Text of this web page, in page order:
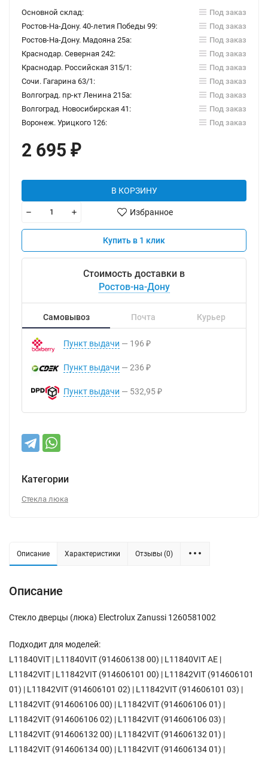
Основной склад:
Под заказ
Ростов-На-Дону. 40-летия Победы 99:
Под заказ
Ростов-На-Дону. Мадояна 25а:
Под заказ
Краснодар. Северная 242:
Под заказ
Краснодар. Российская 315/1:
Под заказ
Сочи. Гагарина 63/1:
Под заказ
Волгоград. пр-кт Ленина 215а:
Под заказ
Волгоград. Новосибирская 41:
Под заказ
Воронеж. Урицкого 126:
Под заказ
2 695 ₽
В КОРЗИНУ
Избранное
Купить в 1 клик
Стоимость доставки в
Ростов-на-Дону
Самовывоз Почта Курьер
Пункт выдачи 196 ₽
Пункт выдачи 236 ₽
Пункт выдачи 532,95 ₽
Категории
Стекла люка
Описание Характеристики Отзывы (0)
Описание
Стекло дверцы (люка) Electrolux Zanussi 1260581002
Подходит для моделей:
L11840VIT | L11840VIT (914606138 00) | L11840VIT AE |
L11842VIT | L11842VIT (914606101 00) | L11842VIT (914606101
01) | L11842VIT (914606101 02) | L11842VIT (914606101 03) |
L11842VIT (914606106 00) | L11842VIT (914606106 01) |
L11842VIT (914606106 02) | L11842VIT (914606106 03) |
L11842VIT (914606132 00) | L11842VIT (914606132 01) |
L11842VIT (914606134 00) | L11842VIT (914606134 01) |